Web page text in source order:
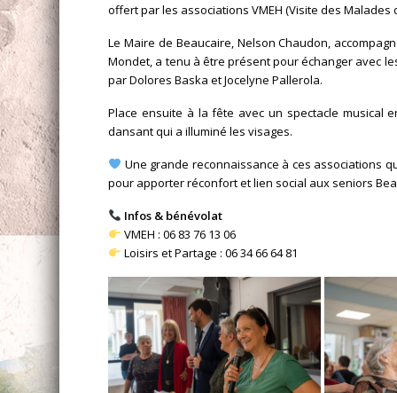
offert par les associations VMEH (Visite des
Le Maire de Beaucaire, Nelson Chaudon,
Mondet, a tenu à être présent pour échanger avec
par Dolores Baska et Jocelyne Pallerola.
Place ensuite à la fête avec un spectacle musical
dansant qui a illuminé les visages.
Une grande reconnaissance à ces associations
pour apporter réconfort et lien social aux seniors
Infos & bénévolat
VMEH : 06 83 76 13 06
Loisirs et Partage : 06 34 66 64 81